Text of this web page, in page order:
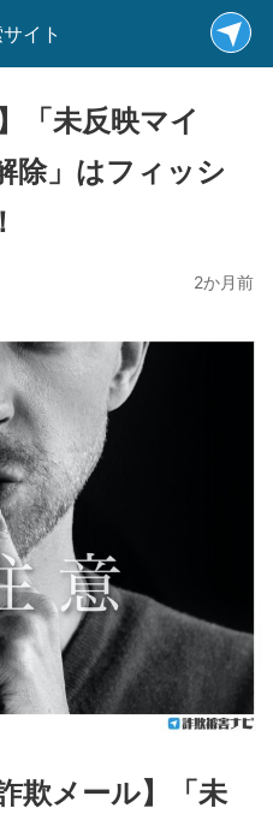
イト
「未反映マイ
除」はフィッシ
2か月前
欺メール】「未